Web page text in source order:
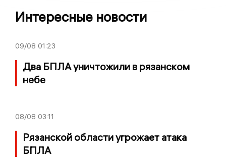
Интересные новости
09/08 01:23
Два БПЛА уничтожили в рязанском
небе
08/08 03:11
Рязанской области угрожает атака
БПЛА